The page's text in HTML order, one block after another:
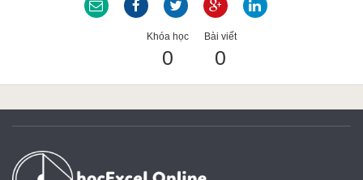
Google Sheet
Khóa học
0
Bài viết
0